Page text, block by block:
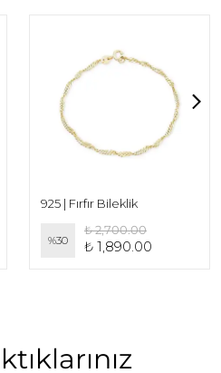
925 | Fırfır Bileklik
%30
₺ 2,700.00
₺ 1,890.00